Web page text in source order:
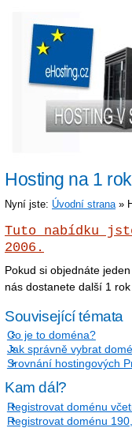
Hosting na 1
Nyní jste: Úvodní strana »
Tuto nabídku
2006.
Pokud si objednáte
nás dostanete další 1
Související témata
Co je to doména?
Jak správně vybrat
Srovnání hostingových
Kam dál?
Registrovat doménu
Registrovat doménu